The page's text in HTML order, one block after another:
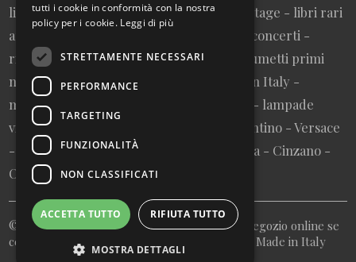
litografie e stampe antiche - cartoline vintage - libri rari
autografati fuori catalogo - memorabilia concerti -
riviste primi numeri annate complete - fumetti primi
numeri annate complete - design made in Italy -
modernariato - artigianato made in Italy - lampade
vintage - pubblicità vintage - vinile - Valentino - Versace
- Vespa - Fiat - Nutella - Campari - Gancia - Cinzano -
Olivetti - Giglio - Mulino Bianco - Barilla
© Copyright 2026 My Italian Bazaar - Il tuo negozio online se
cerchi antichità vintage rarità e collezionisimo Made in Italy
tutti i cookie in conformità con la nostra
policy per i cookie. Leggi di più
STRETTAMENTE NECESSARI
PERFORMANCE
TARGETING
FUNZIONALITÀ
NON CLASSIFICATI
ACCETTA TUTTO RIFIUTA TUTTO
MOSTRA DETTAGLI